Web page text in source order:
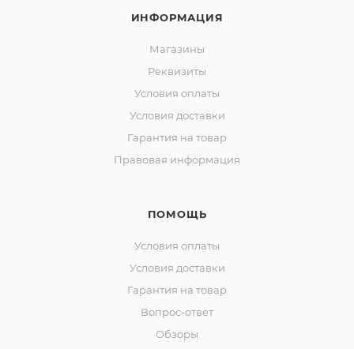
ИНФОРМАЦИЯ
Магазины
Реквизиты
Условия оплаты
Условия доставки
Гарантия на товар
Правовая информация
ПОМОЩЬ
Условия оплаты
Условия доставки
Гарантия на товар
Вопрос-ответ
Обзоры